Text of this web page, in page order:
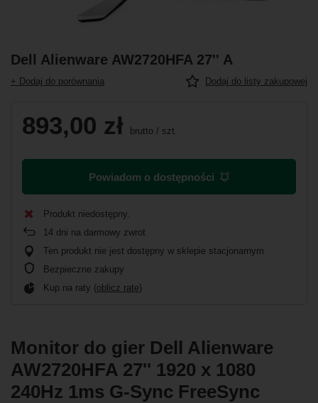
Dell Alienware AW2720HFA 27'' A
+ Dodaj do porównania Dodaj do listy zakupowej
893,00 zł brutto / szt.
Powiadom o dostępności
Produkt niedostępny
14 dni na darmowy zwrot
Ten produkt nie jest dostępny w sklepie stacjonarnym
Bezpieczne zakupy
Kup na raty (oblicz ratę)
Monitor do gier Dell Alienware
AW2720HFA 27'' 1920 x 1080
240Hz 1ms G-Sync FreeSync